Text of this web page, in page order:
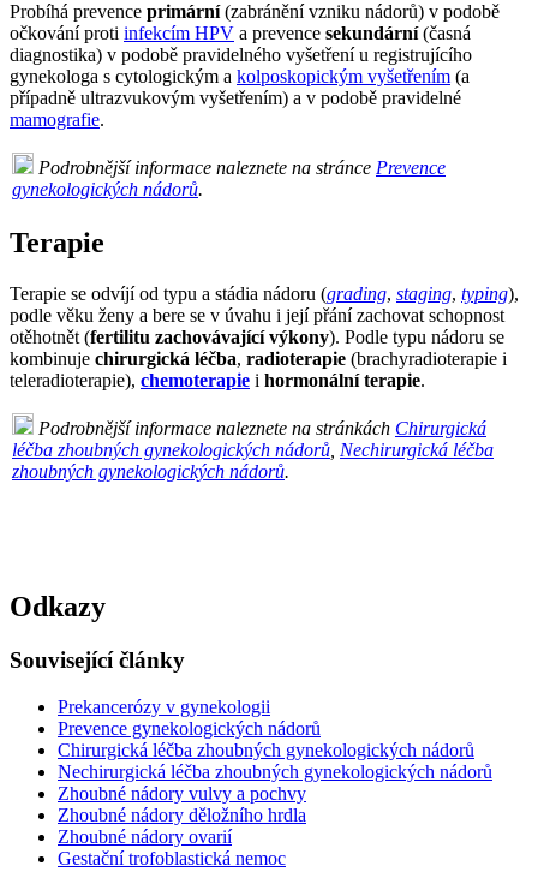
Probíhá prevence primární(zabránění vzniku nádorů) v podobě
očkování proti infekcím HPV a prevence sekundární(časná
diagnostika) v podobě pravidelného vyšetření u registrujícího
gynekologa s cytologickým a kolposkopickým vyšetřením (a
případně ultrazvukovým vyšetřením) a v podobě pravidelné
mamografie.
Podrobnější informace naleznete na stránce Prevence
gynekologických nádorů.
Terapie
Terapie se odvíjí od typu a stádia nádoru (grading, staging, typing),
podle věku ženy a bere se v úvahu i její přání zachovat schopnost
otěhotnět (fertilitu zachovávající výkony). Podle typu nádoru se
kombinuje chirurgická léčba, radioterapie (brachyradioterapie i
teleradioterapie), chemoterapie i hormonální terapie.
Podrobnější informace naleznete na stránkách Chirurgická
léčba zhoubných gynekologických nádorů Nechirurgická léčba
zhoubných gynekologických nádorů.
Odkazy
Související články
Prekancerózy v gynekologii
Prevence gynekologických nádorů
Chirurgická léčba zhoubných gynekologických nádorů
Nechirurgická léčba zhoubných gynekologických nádorů
Zhoubné nádory vulvy a pochvy
Zhoubné nádory děložního hrdla
Zhoubné nádory ovarií
Gestační trofoblastická nemoc